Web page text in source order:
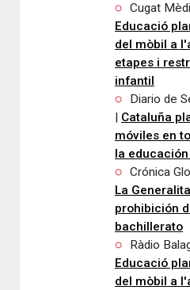
Cugat
Educació
del mòbil a
etapes i
infantil
Diario de
| Cataluña
móviles en
la
Crónica
La
prohibición
bachillerato
Ràdio
Educació
del mòbil a